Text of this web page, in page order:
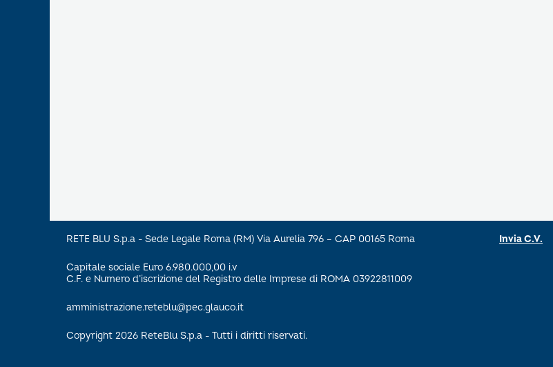
RETE BLU S.p.a - Sede Legale Roma (RM) Via Aurelia 796 – CAP 00165 Roma
Capitale sociale Euro 6.980.000,00 i.v
C.F. e Numero d’iscrizione del Registro delle Imprese di ROMA 03922811009
amministrazione.reteblu@pec.glauco.it
Copyright 2026 ReteBlu S.p.a - Tutti i diritti riservati.
Invia C.V.